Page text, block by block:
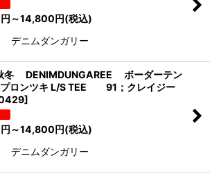
絞り込む
円 ～14,800円(税込)
ニムダンガリー
冬 DENIMDUNGAREE ボーダーテン
プロンツキ L/S TEE 91；クレイジー
]
円 ～14,800円(税込)
ニムダンガリー